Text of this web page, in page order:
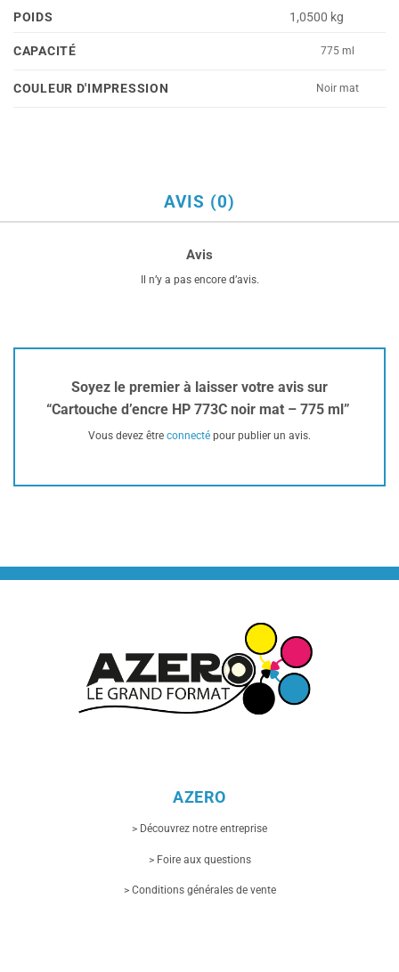
POIDS 1,0500 kg
CAPACITÉ 775 ml
COULEUR D'IMPRESSION Noir mat
AVIS (0)
Avis
Il n’y a pas encore d’avis.
Soyez le premier à laisser votre avis sur
“Cartouche d’encre HP 773C noir mat – 775 ml”
Vous devez être connecté pour publier un avis.
AZERO
> Découvrez notre entreprise
> Foire aux questions
> Conditions générales de vente